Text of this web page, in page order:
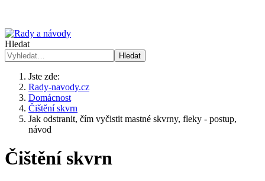
Hledat
Hledat
Jste zde:
Rady-navody.cz
Domácnost
Čištění skvrn
Jak odstranit, čím vyčistit mastné skvrny, fleky - postup,
návod
Čištění skvrn